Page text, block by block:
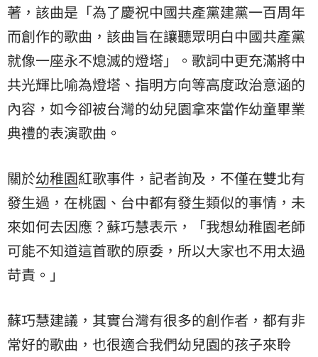
著，該曲是「為了慶祝中國共產黨建黨一百周年
而創作的歌曲，該曲旨在讓聽眾明白中國共產黨
就像一座永不熄滅的燈塔」。歌詞中更充滿將中
共光輝比喻為燈塔、指明方向等高度政治意涵的
內容，如今卻被台灣的幼兒園拿來當作幼童畢業
典禮的表演歌曲。
關於幼稚園紅歌事件，記者詢及，不僅在雙北有
發生過，在桃園、台中都有發生類似的事情，未
來如何去因應？蘇巧慧表示，「我想幼稚園老師
可能不知道這首歌的原委，所以大家也不用太過
苛責。」
蘇巧慧建議，其實台灣有很多的創作者，都有非
常好的歌曲，也很適合我們幼兒園的孩子來聆